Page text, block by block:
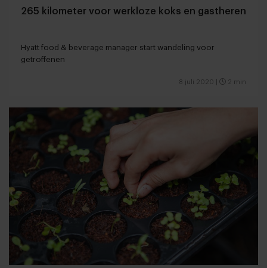
265 kilometer voor werkloze koks en gastheren
Hyatt food & beverage manager start wandeling voor
getroffenen
8 juli 2020 2 min